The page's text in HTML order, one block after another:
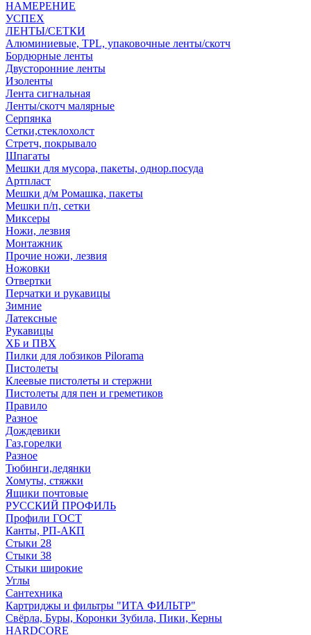
НАМЕРЕНИЕ
УСПЕХ
ЛЕНТЫ/СЕТКИ
Алюминиевые, TPL, упаковочные ленты/скотч
Бордюрные ленты
Двусторонние ленты
Изоленты
Лента сигнальная
Ленты/скотч малярные
Серпянка
Сетки,стеклохолст
Стретч, покрывало
Шпагаты
Мешки для мусора, пакеты, однор.посуда
Артпласт
Мешки д/м Ромашка, пакеты
Мешки п/п, сетки
Миксеры
Ножи, лезвия
Монтажник
Прочие ножи, лезвия
Ножовки
Отвертки
Перчатки и рукавицы
Зимние
Латексные
Рукавицы
ХБ и ПВХ
Пилки для лобзиков Pilorama
Пистолеты
Клеевые пистолеты и стержни
Пистолеты для пен и греметиков
Правило
Разное
Дождевики
Газ,горелки
Разное
Тюбинги,ледянки
Хомуты, стяжки
Ящики почтовые
РУССКИЙ ПРОФИЛЬ
Профили ГОСТ
Канты, РП-АКП
Стыки 28
Стыки 38
Стыки широкие
Углы
Сантехника
Картриджы и фильтры "ИТА ФИЛЬТР"
Свёрла, Буры, Коронки Зубила, Пики, Керны
HARDCORE